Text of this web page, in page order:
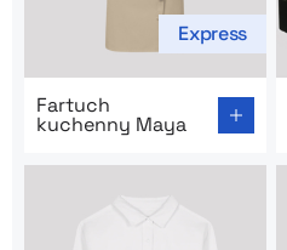
Express
Fartuch
kuchenny Maya